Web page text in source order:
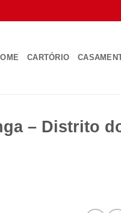
CARTÓRIO
– Distrito